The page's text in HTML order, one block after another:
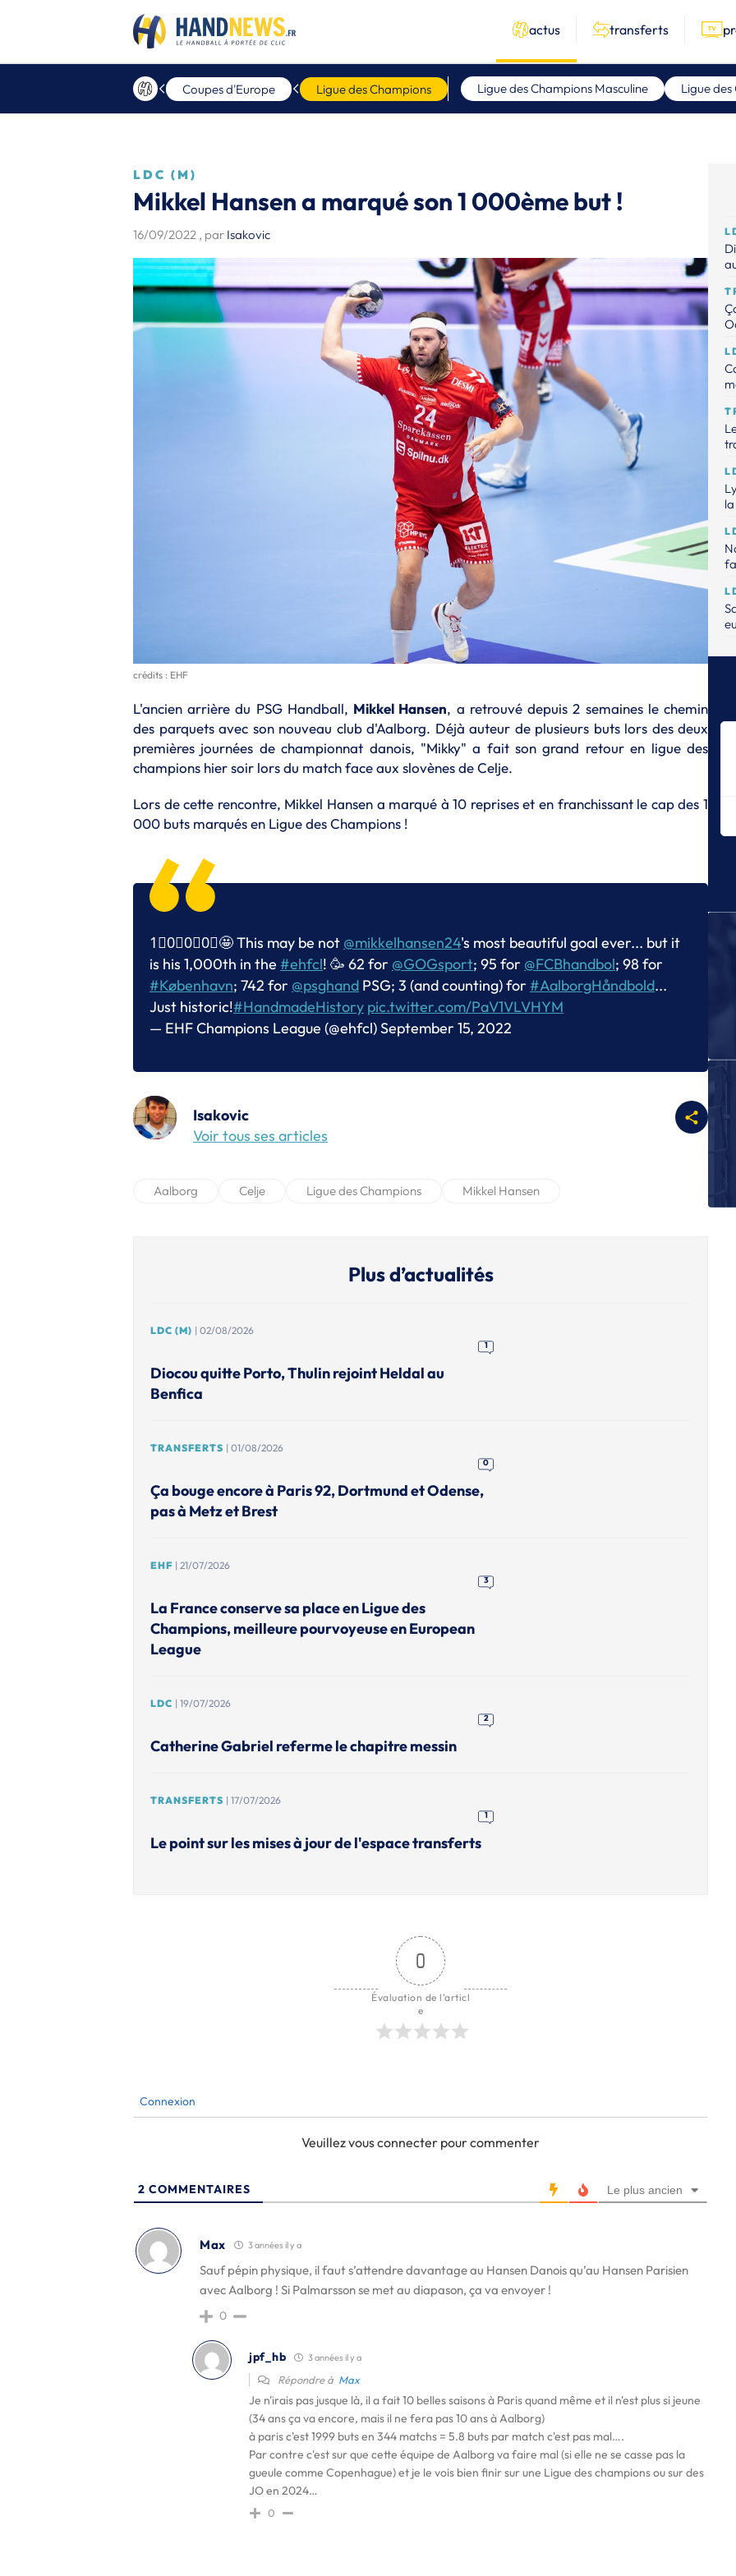
actus transferts
Coupes d'Europe Ligue des Champions Ligue des Champions Masculine Ligue
LDC (M)
Mikkel Hansen a marqué son 1 000ème but !
16/09/2022 , par Isakovic
crédits : EHF
L'ancien arrière du PSG Handball, Mikkel Hansen, a retrouvé depuis 2 semaines le chemin
des parquets avec son nouveau club d'Aalborg. Déjà auteur de plusieurs buts lors des deux
premières journées de championnat danois, "Mikky" a fait son grand retour en ligue des
champions hier soir lors du match face aux slovènes de Celje.
Lors de cette rencontre, Mikkel Hansen a marqué à 10 reprises et en franchissant le cap des 1
000 buts marqués en Ligue des Champions !
1⃣0⃣0⃣0⃣🤩 This may be not @mikkelhansen24's most beautiful goal ever... but it
is his 1,000th in the #ehfcl! 🥳 62 for @GOGsport; 95 for @FCBhandbol; 98 for
#København; 742 for @psghand PSG; 3 (and counting) for #AalborgHåndbold...
Just historic!#HandmadeHistory pic.twitter.com/PaV1VLVHYM
— EHF Champions League (@ehfcl)September 15, 2022
Isakovic
Voir tous ses articles
Aalborg Celje Ligue des Champions Mikkel Hansen
Plus d’actualités
LDC (M) | 02/08/2026
1
Diocou quitte Porto, Thulin rejoint Heldal au
Benfica
TRANSFERTS | 01/08/2026
0
Ça bouge encore à Paris 92, Dortmund et Odense,
pas à Metz et Brest
EHF | 21/07/2026
3
La France conserve sa place en Ligue des
Champions, meilleure pourvoyeuse en European
League
LDC | 19/07/2026
2
Catherine Gabriel referme le chapitre messin
TRANSFERTS | 17/07/2026
1
Le point sur les mises à jour de l'espace transferts
0
Évaluation de l'articl
e
Connexion
Veuillez vous connecter pour commenter
2 COMMENTAIRES Le plus ancien
Max 3 années il y a
Sauf pépin physique, il faut s’attendre davantage au Hansen Danois qu’au Hansen Parisien
avec Aalborg ! Si Palmarsson se met au diapason, ça va envoyer !
0
jpf_hb 3 années il y a
Répondre à Max
Je n'irais pas jusque là, il a fait 10 belles saisons à Paris quand même et il n'est plus si jeune
(34 ans ça va encore, mais il ne fera pas 10 ans à Aalborg)
à paris c'est 1999 buts en 344 matchs = 5.8 buts par match c'est pas mal….
Par contre c'est sur que cette équipe de Aalborg va faire mal (si elle ne se casse pas la
gueule comme Copenhague) et je le vois bien finir sur une Ligue des champions ou sur des
JO en 2024…
0